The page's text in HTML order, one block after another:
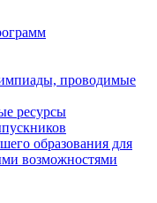
проводимые
ресурсы
образования для
возможностями